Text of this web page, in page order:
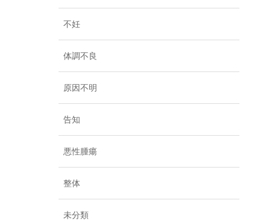
不妊
体調不良
原因不明
告知
悪性腫瘍
整体
未分類